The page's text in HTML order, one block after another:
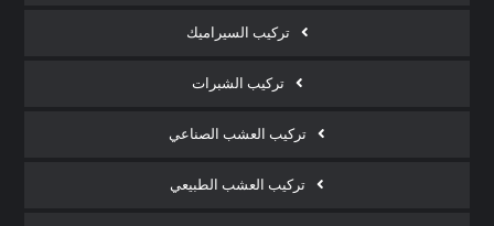
تركيب السيراميك
تركيب الشبرات
تركيب العشب الصناعي
تركيب العشب الطبيعي